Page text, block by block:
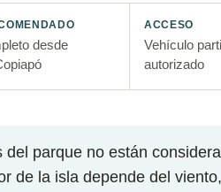
desde
ACCESO
Vehículo
autorizado
del parque no están
de la isla depende del